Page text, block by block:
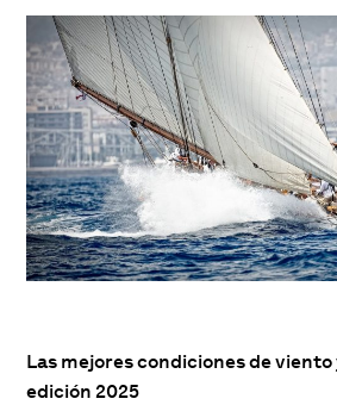
Las mejores condiciones de viento
edición 2025